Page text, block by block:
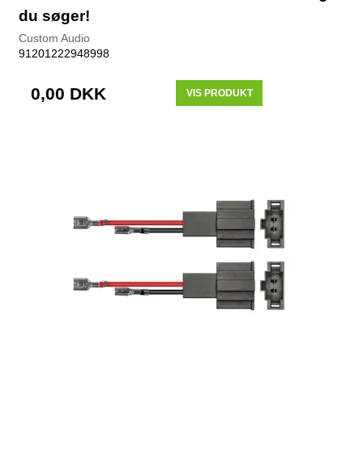
du søger!
Custom Audio
91201222948998
0,00 DKK VIS PRODUKT